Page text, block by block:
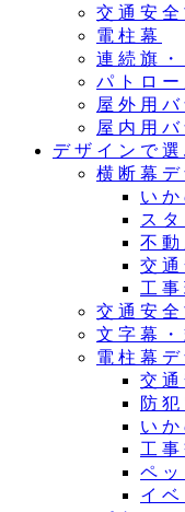
交通安全
電柱幕
連続旗
パトロ
屋外用
屋内用
デザインで選
横断幕デ
い
ス
不
交
工
交通安
文字幕
電柱幕
交
防
い
工
ペ
イ